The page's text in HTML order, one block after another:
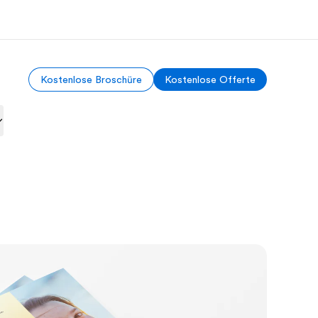
wir sind
Kostenlose Broschüre Kostenlose Offerte